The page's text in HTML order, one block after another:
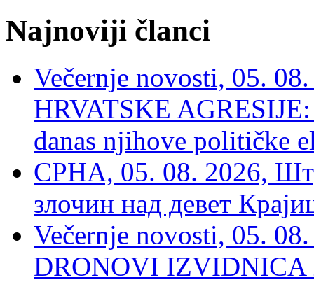
Najnoviji članci
Večernje novosti, 05.
HRVATSKE
danas njihove političke
СРНА, 05. 08. 2026,
злочин над девет
Večernje novosti, 05.
DRONOVI IZVIDNICA